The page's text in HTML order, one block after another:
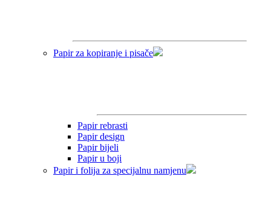
Papir za kopiranje i pisače
Papir rebrasti
Papir design
Papir bijeli
Papir u boji
Papir i folija za specijalnu namjenu